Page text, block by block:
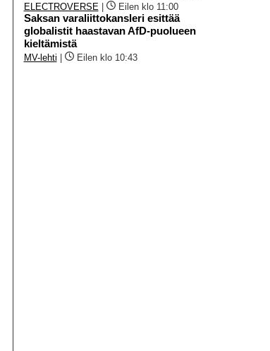
ELECTROVERSE Eilen klo 11:00
Saksan varaliittokansleri esittää
globalistit haastavan AfD-puolueen
kieltämistä
MV-lehti Eilen klo 10:43